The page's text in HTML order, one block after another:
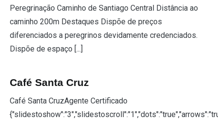
Peregrinação Caminho de Santiago Central Distância ao
caminho 200m Destaques Dispõe de preços
diferenciados a peregrinos devidamente credenciados.
Dispõe de espaço [...]
Café Santa Cruz
Café Santa CruzAgente Certificado